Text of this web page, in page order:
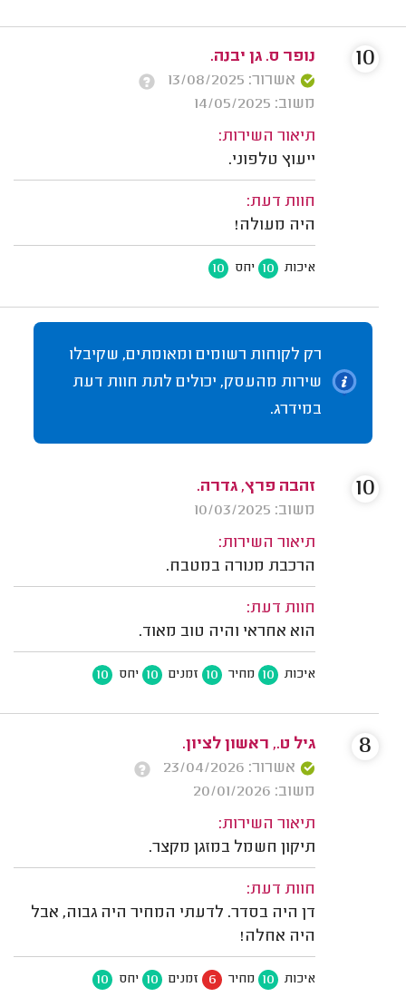
נופר ס. גן יבנה.
אשרור: 13/08/2025
משוב: 14/05/2025
תיאור השירות:
ייעוץ טלפוני.
חוות דעת:
היה מעולה!
איכות 10 יחס 10
10
רק לקוחות רשומים ומאומתים, שקיבלו
שירות מהעסק, יכולים לתת חוות דעת
במידרג.
זהבה פרץ, גדרה.
משוב: 10/03/2025
תיאור השירות:
הרכבת מנורה במטבח.
חוות דעת:
הוא אחראי והיה טוב מאוד.
איכות 10 מחיר 10 זמנים 10 יחס 10
10
גיל ט., ראשון לציון.
אשרור: 23/04/2026
משוב: 20/01/2026
תיאור השירות:
תיקון חשמל במזגן מקצר.
חוות דעת:
דן היה בסדר. לדעתי המחיר היה גבוה, אבל
היה אחלה!
איכות 10 מחיר 6 זמנים 10 יחס 10
8